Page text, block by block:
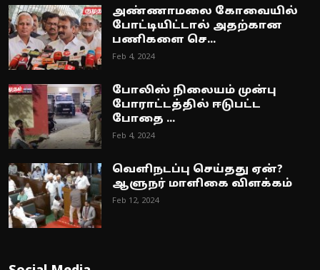
அண்ணாமலை கோவையில்
போட்டியிட்டால் அதற்கான
பணிகளை செ...
Feb 4, 2024
போலிஸ் நிலையம் முன்பு
போராட்டத்தில் ஈடுபட்ட
போதை ...
Feb 4, 2024
வெளிநடப்பு செய்தது ஏன்?
ஆளுநர் மாளிகை விளக்கம்
Feb 12, 2024